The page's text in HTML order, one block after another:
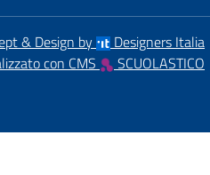
& Design by
Designers Italia
con CMS
SCUOLASTICO